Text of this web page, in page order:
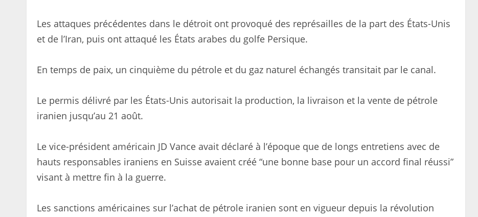
Les attaques précédentes dans le détroit ont provoqué des représailles de la part des États-Unis
et de l’Iran, puis ont attaqué les États arabes du golfe Persique.
En temps de paix, un cinquième du pétrole et du gaz naturel échangés transitait par le canal.
Le permis délivré par les États-Unis autorisait la production, la livraison et la vente de pétrole
iranien jusqu’au 21 août.
Le vice-président américain JD Vance avait déclaré à l’époque que de longs entretiens avec de
hauts responsables iraniens en Suisse avaient créé “une bonne base pour un accord final réussi”
visant à mettre fin à la guerre.
Les sanctions américaines sur l’achat de pétrole iranien sont en vigueur depuis la révolution